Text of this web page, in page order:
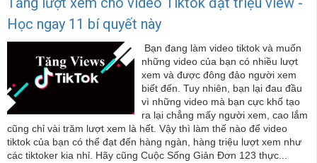
Học ngay 11 bí quyết này
Bạn đang làm video tiktok và muốn
những video của bạn có nhiều lượt
xem và được đông đảo người xem
biết đến. Tuy nhiên, bạn lại đau đầu
vì những video mà bạn cực khổ tạo
ra lại chẳng mấy người xem, cao lắm
cũng chỉ vài trăm lượt xem là hết. Vậy thì làm thế nào để video
tiktok của bạn có thể đạt đến hàng ngàn, hàng triệu lượt xem như
các tiktoker kia nhỉ. Hãy cũng Cuộc Sống Giản Đơn 123 thực...